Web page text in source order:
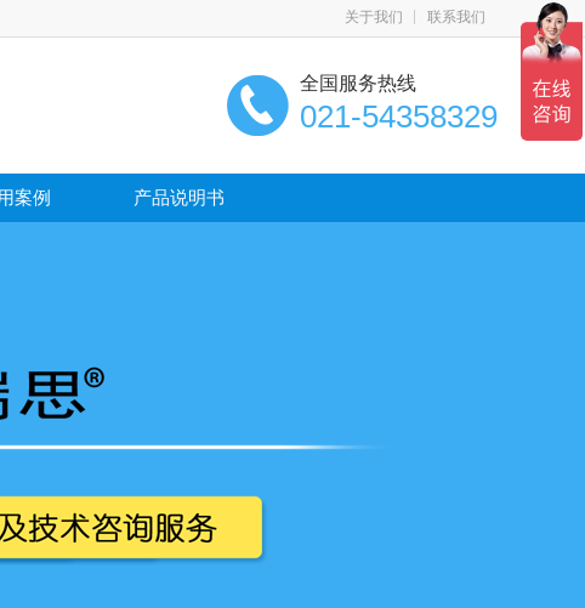
关于我们 联系我们
全国服务热线
021-54358329
案例 产品说明书